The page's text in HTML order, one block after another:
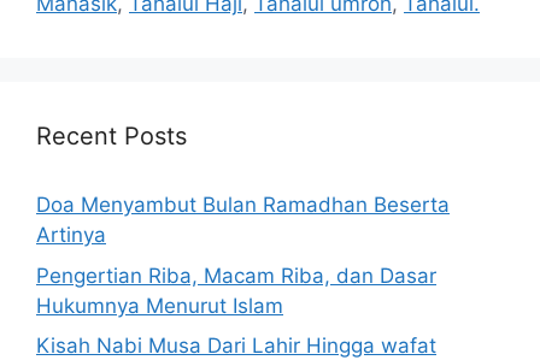
Recent Posts
Doa Menyambut Bulan Ramadhan Beserta
Artinya
Pengertian Riba, Macam Riba, dan Dasar
Hukumnya Menurut Islam
Kisah Nabi Musa Dari Lahir Hingga wafat